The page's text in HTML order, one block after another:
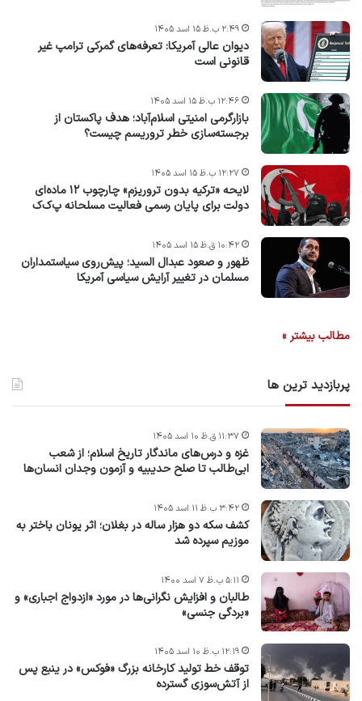
دیوان عالی آمریکا: تعرفه‌های گمرکی ترامپ غیر
قانونی است
۲:۴۹ ب.ظ ۱۵ اسد ۱۴۰۵
بازارگرمی امنیتی اسلام‌آباد؛ هدف پاکستان از
برجسته‌سازی خطر تروریسم چیست؟
۱۲:۴۶ ب.ظ ۱۵ اسد ۱۴۰۵
لایحه «ترکیه بدون تروریزم» چارچوب ۱۲ ماده‌ای
دولت برای پایان رسمی فعالیت مسلحانه پ‌ک‌ک
۱۲:۲۷ ب.ظ ۱۵ اسد ۱۴۰۵
ظهور و صعود عبدال السید؛ پیش‌روی سیاستمداران
مسلمان در تغییر آرایش سیاسی آمریکا
۱۰:۴۲ ق.ظ ۱۵ اسد ۱۴۰۵
مطالب بیشتر »
پربازدید ترین ها
غزه و درس‌های ماندگار تاریخ اسلام؛ از شعب
ابی‌طالب تا صلح حدیبیه و آزمون وجدان انسان‌ها
۱۱:۳۷ ق.ظ ۱۰ اسد ۱۴۰۵
کشف سکه دو هزار ساله در بغلان؛ اثر یونان باختر به
موزیم سپرده شد
۳:۴۲ ب.ظ ۱۱ اسد ۱۴۰۵
طالبان و افزایش نگرانی‌ها در مورد «ازدواج اجباری» و
«بردگی جنسی»
۵:۱۱ ب.ظ ۷ اسد ۱۴۰۰
توقف خط تولید کارخانه بزرگ «فوکس» در ینبع پس
از آتش‌سوزی گسترده
۱۲:۱۹ ب.ظ ۱۰ اسد ۱۴۰۵